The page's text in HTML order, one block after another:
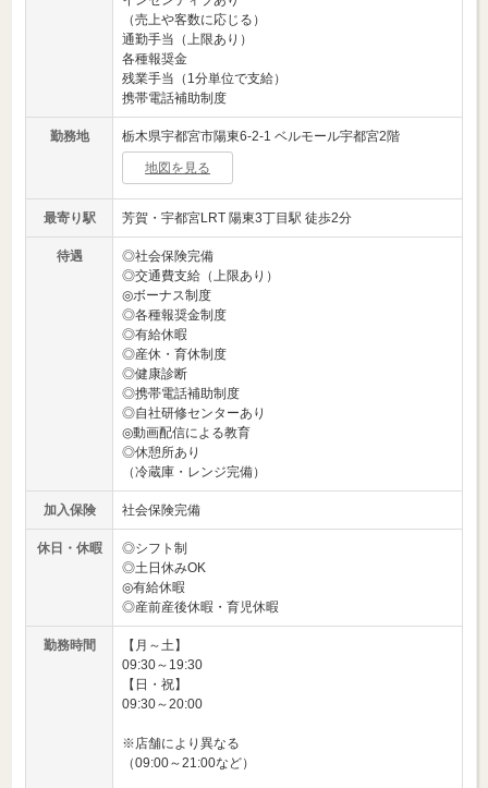
（売上や客数に応じる）
通勤手当（上限あり）
各種報奨金
残業手当（1分単位で支給）
携帯電話補助制度
勤務地 栃木県宇都宮市陽東6-2-1 ベルモール宇都宮2階
地図を見る
最寄り駅 芳賀・宇都宮LRT 陽東3丁目駅 徒歩2分
待遇
◎社会保険完備
◎交通費支給（上限あり）
◎ボーナス制度
◎各種報奨金制度
◎有給休暇
◎産休・育休制度
◎健康診断
◎携帯電話補助制度
◎自社研修センターあり
◎動画配信による教育
◎休憩所あり
（冷蔵庫・レンジ完備）
加入保険 社会保険完備
休日・休暇
◎シフト制
◎土日休みOK
◎有給休暇
◎産前産後休暇・育児休暇
勤務時間
【月～土】
09:30～19:30
【日・祝】
09:30～20:00
※店舗により異なる
（09:00～21:00など）